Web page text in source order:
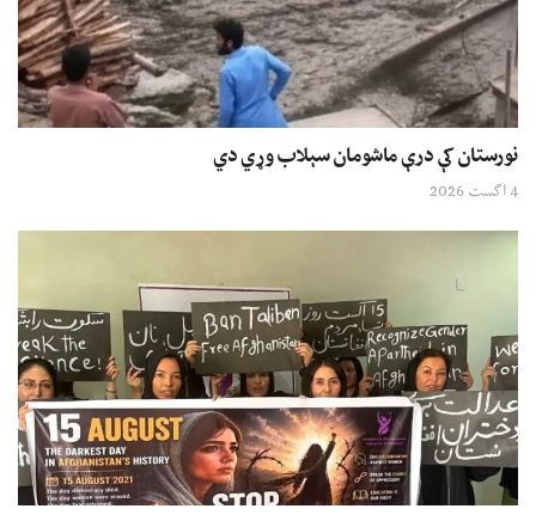
نورستان کې درې ماشومان سېلاب وړي دي
4 اگست 2026